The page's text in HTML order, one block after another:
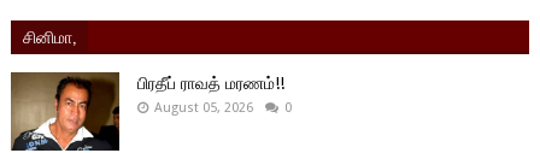
சினிமா,
பிரதீப் ராவத் மரணம்!!
August 05, 2026 0